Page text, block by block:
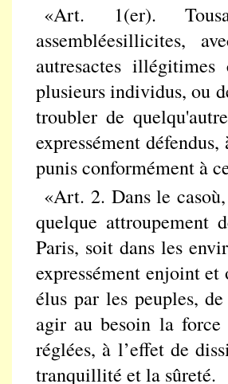
«Art. 1(er).
assembléesillicites,
autresactes
plusieurs individus, ou
troubler de
expressément
punis conformément à
«Art. 2. Dans le
quelque attroupement
Paris, soit dans les
expressément enjoint
élus par les peuples,
agir au besoin la
réglées, à l’effet de
tranquillité et la sûreté.